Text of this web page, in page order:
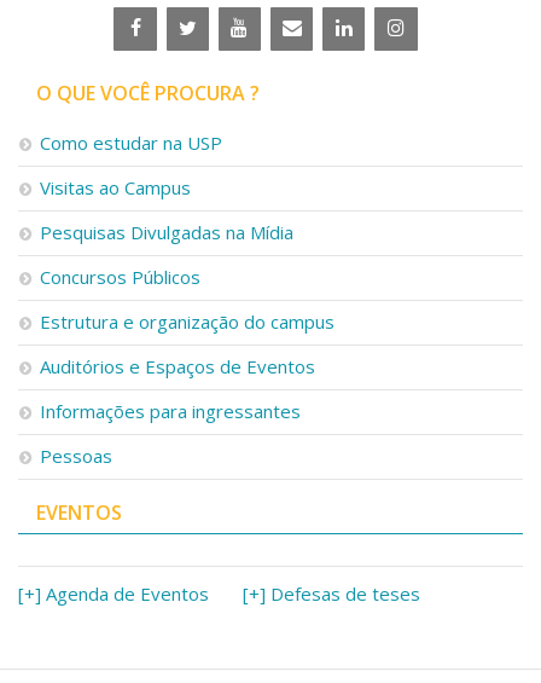
O QUE VOCÊ PROCURA ?
Como estudar na USP
Visitas ao Campus
Pesquisas Divulgadas na Mídia
Concursos Públicos
Estrutura e organização do campus
Auditórios e Espaços de Eventos
Informações para ingressantes
Pessoas
EVENTOS
[+] Agenda de Eventos [+] Defesas de teses